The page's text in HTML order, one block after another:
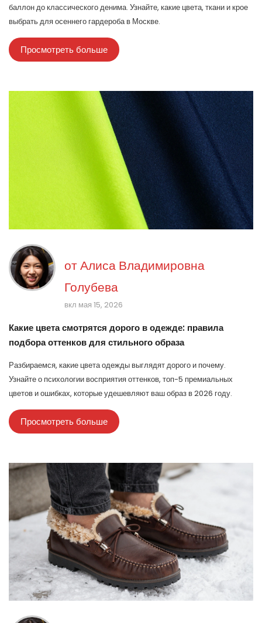
баллон до классического денима. Узнайте, какие цвета, ткани и крое
выбрать для осеннего гардероба в Москве.
Просмотреть больше
отАлиса Владимировна
Голубева
вкл мая 15, 2026
Какие цвета смотрятся дорого в одежде: правила
подбора оттенков для стильного образа
Разбираемся, какие цвета одежды выглядят дорого и почему.
Узнайте о психологии восприятия оттенков, топ-5 премиальных
цветов и ошибках, которые удешевляют ваш образ в 2026 году.
Просмотреть больше